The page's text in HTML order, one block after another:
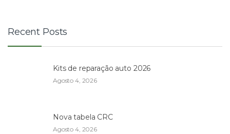
Recent Posts
Kits de reparação auto 2026
Agosto 4, 2026
Nova tabela CRC
Agosto 4, 2026